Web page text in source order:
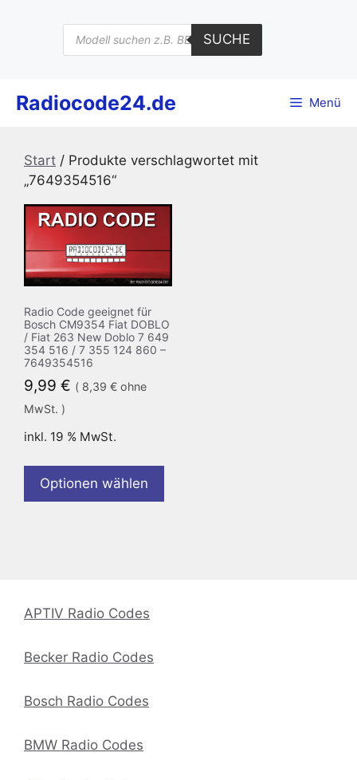
Products
search
SUCHE
Radiocode24.de Menü
Start / Produkte verschlagwortet mit
„7649354516“
Radio Code geeignet für
Bosch CM9354 Fiat DOBLO
/ Fiat 263 New Doblo 7 649
354 516 / 7 355 124 860 –
7649354516
9,99 € ( 8,39 € ohne
MwSt. )
inkl. 19 % MwSt.
Optionen wählen
APTIV Radio Codes
Becker Radio Codes
Bosch Radio Codes
BMW Radio Codes